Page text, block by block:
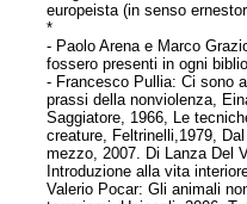
europeista (in senso
*
- Paolo Arena e Marco
fossero presenti in ogni
- Francesco Pullia:Ci sono
prassi della nonviolenza,
Saggiatore, 1966, Le
creature, Feltrinelli,1979,
mezzo, 2007. Di Lanza Del
Introduzione alla vita
Valerio Pocar: Gli animali